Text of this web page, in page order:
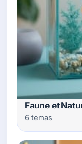
Faune et
6 temas